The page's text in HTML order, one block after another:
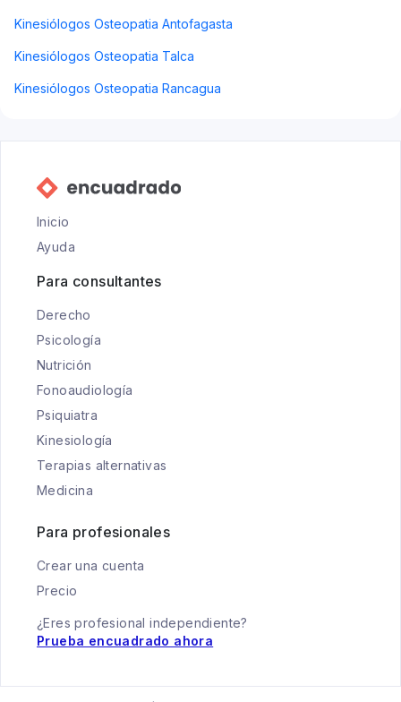
Kinesiólogos Osteopatia Antofagasta
Kinesiólogos Osteopatia Talca
Kinesiólogos Osteopatia Rancagua
Inicio
Ayuda
Para consultantes
Derecho
Psicología
Nutrición
Fonoaudiología
Psiquiatra
Kinesiología
Terapias alternativas
Medicina
Para profesionales
Crear una cuenta
Precio
¿Eres profesional independiente?
Prueba encuadrado ahora